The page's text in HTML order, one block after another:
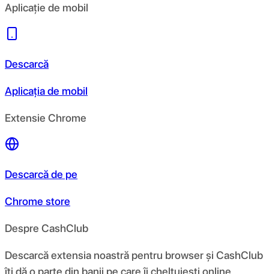
Aplicație de mobil
Descarcă
Aplicația de mobil
Extensie Chrome
Descarcă de pe
Chrome store
Despre CashClub
Descarcă extensia noastră pentru browser și CashClub
îți dă o parte din banii pe care îi cheltuiești online